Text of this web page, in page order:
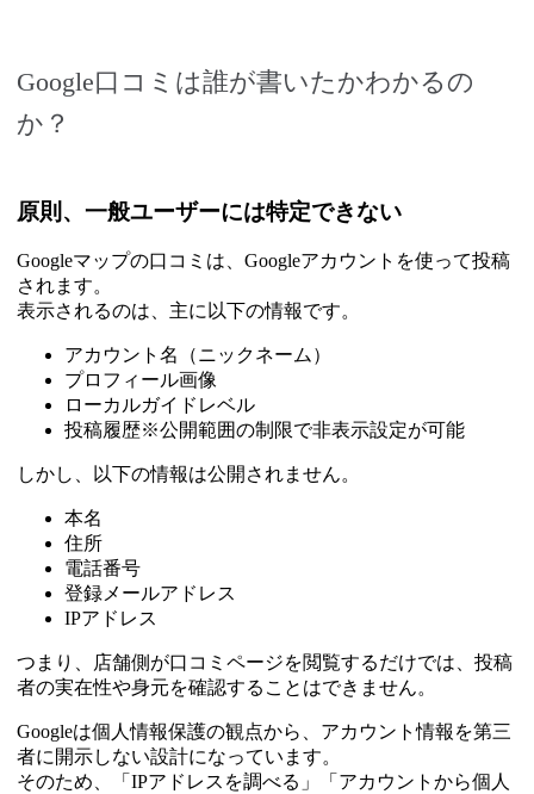
Google口コミは誰が書いたかわかるの
か？
原則、一般ユーザーには特定できない
Googleマップの口コミは、Googleアカウントを使って投稿
されます。
表示されるのは、主に以下の情報です。
アカウント名（ニックネーム）
プロフィール画像
ローカルガイドレベル
投稿履歴※公開範囲の制限で非表示設定が可能
しかし、以下の情報は公開されません。
本名
住所
電話番号
登録メールアドレス
IPアドレス
つまり、店舗側が口コミページを閲覧するだけでは、投稿
者の実在性や身元を確認することはできません。
Googleは個人情報保護の観点から、アカウント情報を第三
者に開示しない設計になっています。
そのため、「IPアドレスを調べる」「アカウントから個人